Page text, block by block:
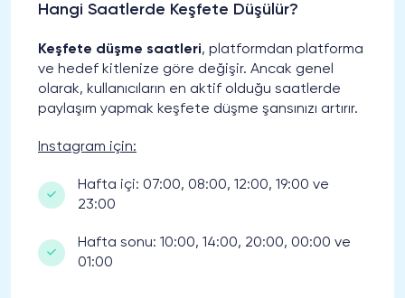
Hangi Saatlerde Keşfete Düşülür?
Keşfete düşme saatleri, platformdan platforma
ve hedef kitlenize göre değişir. Ancak genel
olarak, kullanıcıların en aktif olduğu saatlerde
paylaşım yapmak keşfete düşme şansınızı artırır.
Instagram için:
Hafta içi: 07:00, 08:00, 12:00, 19:00 ve
23:00
Hafta sonu: 10:00, 14:00, 20:00, 00:00 ve
01:00